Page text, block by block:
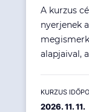
A kurzus
nyerjenek
alapjaival,
KURZUS
2026. 11. 11.